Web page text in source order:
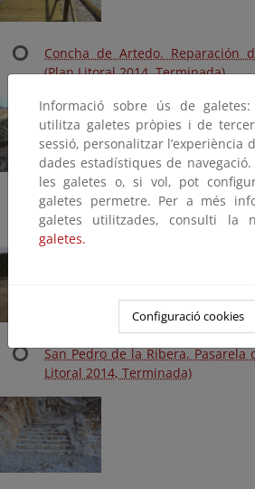
Concha de Artedo. Reparación
(Plan Litoral 2014, Terminada)
El Puerto. Pavimento de madera
Cudillero (Plan Litoral 2014,
San Pedro de la Ribera. Pasarela
Litoral 2014, Terminada)
Informació sobre ús de
utilitza galetes pròpies i de
sessió, personalitzar l’experiència
dades estadístiques de
les galetes o, si vol, pot
galetes permetre. Per a més
galetes utilitzades, consulti la
galetes.
Configuració cookies